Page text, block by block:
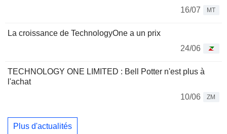
16/07
MT
La croissance de TechnologyOne a un prix
24/06
TECHNOLOGY ONE LIMITED : Bell Potter n'est plus à
l'achat
10/06
ZM
Plus d'actualités